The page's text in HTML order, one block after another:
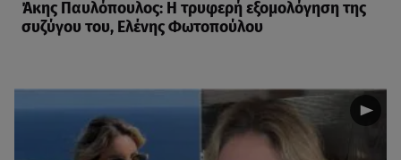
Άκης Παυλόπουλος: Η τρυφερή εξομολόγηση της
συζύγου του, Ελένης Φωτοπούλου